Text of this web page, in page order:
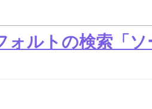
ルトの検索「